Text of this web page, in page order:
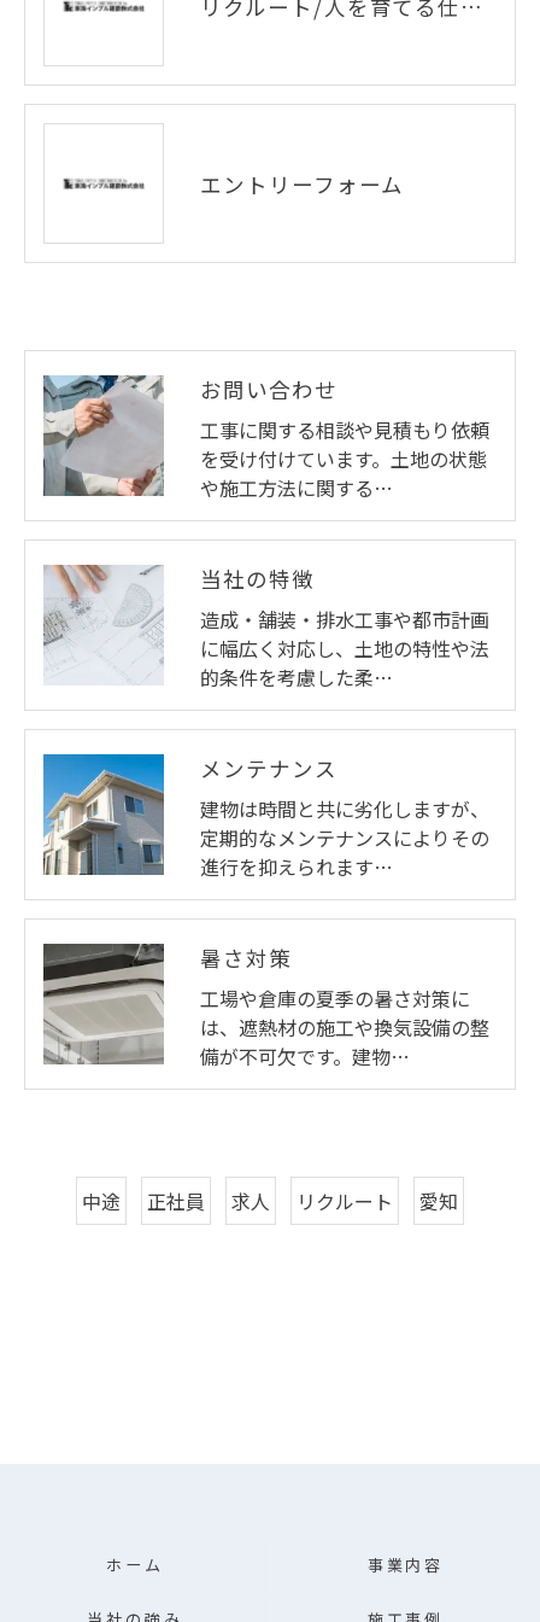
リクルート/人を育てる仕組みとキャリアパス
エントリーフォーム
お問い合わせ
工事に関する相談や見積もり依頼
を受け付けています。土地の状態
や施工方法に関する…
当社の特徴
造成・舗装・排水工事や都市計画
に幅広く対応し、土地の特性や法
的条件を考慮した柔…
メンテナンス
建物は時間と共に劣化しますが、
定期的なメンテナンスによりその
進行を抑えられます…
暑さ対策
工場や倉庫の夏季の暑さ対策に
は、遮熱材の施工や換気設備の整
備が不可欠です。建物…
中途 正社員 求人 リクルート 愛知
ホーム 事業内容